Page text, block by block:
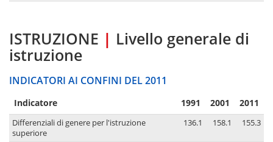
ISTRUZIONE | Livello generale di
istruzione
INDICATORI AI CONFINI DEL 2011
Indicatore 1991 2001 2011
Differenziali di genere per l'istruzione
superiore
136.1 158.1 155.3